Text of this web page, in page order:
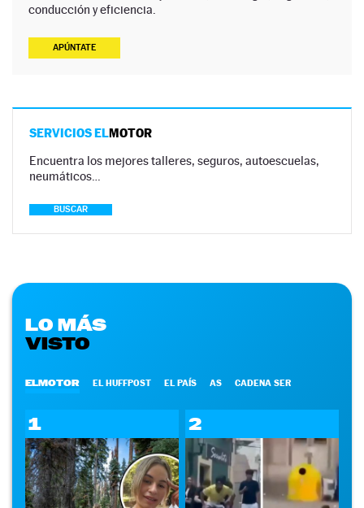
conducción y eficiencia.
APÚNTATE
SERVICIOS ELMOTOR
Encuentra los mejores talleres, seguros, autoescuelas,
neumáticos…
BUSCAR
LO MÁS
VISTO
ELMOTOR EL HUFFPOST EL PAÍS AS CADENA SER
1 2